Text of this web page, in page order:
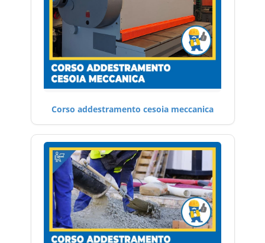
Corso addestramento cesoia meccanica